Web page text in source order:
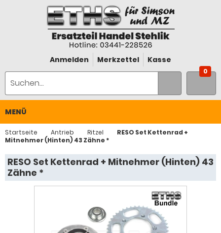
Anmelden Merkzettel Kasse
0
MENÜ
Startseite Antrieb Ritzel
RESO Set Kettenrad +
Mitnehmer (Hinten) 43 Zähne *
RESO Set Kettenrad + Mitnehmer (Hinten) 43
Zähne *